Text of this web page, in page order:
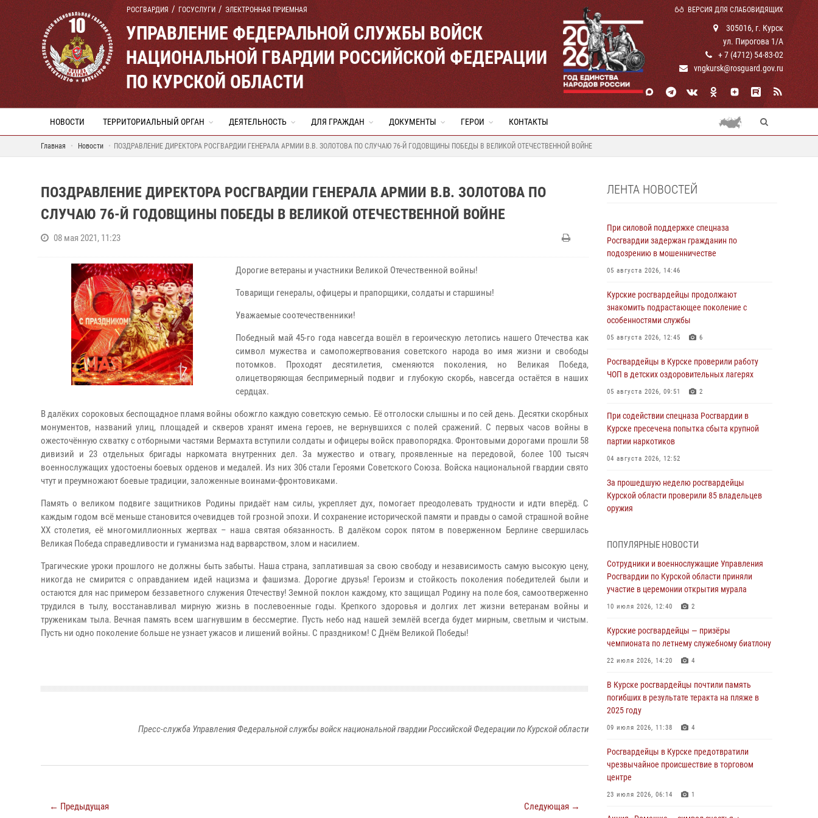
РОСГВАРДИЯ ГОСУСЛУГИ ЭЛЕКТРОННАЯ ПРИЕМНАЯ ВЕРСИЯ ДЛЯ СЛАБОВИДЯЩИХ
УПРАВЛЕНИЕ ФЕДЕРАЛЬНОЙ СЛУЖБЫ ВОЙСК
НАЦИОНАЛЬНОЙ ГВАРДИИ РОССИЙСКОЙ ФЕДЕРАЦИИ
ПО КУРСКОЙ ОБЛАСТИ
305016, г. Курск
ул. Пирогова 1/А
+ 7 (4712) 54-83-02
vngkursk@rosguard.gov.ru
НОВОСТИ ТЕРРИТОРИАЛЬНЫЙ ОРГАН ДЕЯТЕЛЬНОСТЬ ДЛЯ ГРАЖДАН ДОКУМЕНТЫ ГЕРОИ КОНТАКТЫ
Главная Новости ПОЗДРАВЛЕНИЕ ДИРЕКТОРА РОСГВАРДИИ ГЕНЕРАЛА АРМИИ В.В. ЗОЛОТОВА ПО СЛУЧАЮ 76-Й ГОДОВЩИНЫ ПОБЕДЫ В ВЕЛИКОЙ ОТЕЧЕСТВЕННОЙ ВОЙНЕ
ПОЗДРАВЛЕНИЕ ДИРЕКТОРА РОСГВАРДИИ ГЕНЕРАЛА АРМИИ В.В. ЗОЛОТОВА ПО
СЛУЧАЮ 76-Й ГОДОВЩИНЫ ПОБЕДЫ В ВЕЛИКОЙ ОТЕЧЕСТВЕННОЙ ВОЙНЕ
08 мая 2021, 11:23
Дорогие ветераны и участники Великой Отечественной войны!
Товарищи генералы, офицеры и прапорщики, солдаты и старшины!
Уважаемые соотечественники!
Победный май 45-го года навсегда вошёл в героическую летопись нашего Отечества как
символ мужества и самопожертвования советского народа во имя жизни и свободы
потомков. Проходят десятилетия, сменяются поколения, но Великая Победа,
олицетворяющая беспримерный подвиг и глубокую скорбь, навсегда остаётся в наших
сердцах.
В далёких сороковых беспощадное пламя войны обожгло каждую советскую семью. Её отголоски слышны и по сей день. Десятки скорбных
монументов, названий улиц, площадей и скверов хранят имена героев, не вернувшихся с полей сражений. С первых часов войны в
ожесточённую схватку с отборными частями Вермахта вступили солдаты и офицеры войск правопорядка. Фронтовыми дорогами прошли 58
дивизий и 23 отдельных бригады наркомата внутренних дел. За мужество и отвагу, проявленные на передовой, более 100 тысяч
военнослужащих удостоены боевых орденов и медалей. Из них 306 стали Героями Советского Союза. Войска национальной гвардии свято
чтут и преумножают боевые традиции, заложенные воинами-фронтовиками.
Память о великом подвиге защитников Родины придаёт нам силы, укрепляет дух, помогает преодолевать трудности и идти вперёд. С
каждым годом всё меньше становится очевидцев той грозной эпохи. И сохранение исторической памяти и правды о самой страшной войне
XX столетия, её многомиллионных жертвах – наша святая обязанность. В далёком сорок пятом в поверженном Берлине свершилась
Великая Победа справедливости и гуманизма над варварством, злом и насилием.
Трагические уроки прошлого не должны быть забыты. Наша страна, заплатившая за свою свободу и независимость самую высокую цену,
никогда не смирится с оправданием идей нацизма и фашизма. Дорогие друзья! Героизм и стойкость поколения победителей были и
остаются для нас примером беззаветного служения Отечеству! Земной поклон каждому, кто защищал Родину на поле боя, самоотверженно
трудился в тылу, восстанавливал мирную жизнь в послевоенные годы. Крепкого здоровья и долгих лет жизни ветеранам войны и
труженикам тыла. Вечная память всем шагнувшим в бессмертие. Пусть небо над нашей землёй всегда будет мирным, светлым и чистым.
Пусть ни одно поколение больше не узнает ужасов и лишений войны. С праздником! С Днём Великой Победы!
Пресс-служба Управления Федеральной службы войск национальной гвардии Российской Федерации по Курской области
← Предыдущая Следующая →
ЛЕНТА НОВОСТЕЙ
При силовой поддержке спецназа
Росгвардии задержан гражданин по
подозрению в мошенничестве
05 августа 2026, 14:46
Курские росгвардейцы продолжают
знакомить подрастающее поколение с
особенностями службы
05 августа 2026, 12:45 6
Росгвардейцы в Курске проверили работу
ЧОП в детских оздоровительных лагерях
05 августа 2026, 09:51 2
При содействии спецназа Росгвардии в
Курске пресечена попытка сбыта крупной
партии наркотиков
04 августа 2026, 12:52
За прошедшую неделю росгвардейцы
Курской области проверили 85 владельцев
оружия
В Курской области росгвардейцы за
прошедшую неделю совершили 297 выездов
по сигналу «тревога»
03 августа 2026, 09:46
Курской области проверили более 90
владельцев оружия
30 июля 2026, 07:00
Курские росгвардейцы приняли участие в
благодарственном молебне в День Крещения
Руси
28 июля 2026, 13:17 4
Росгвардейцы в Курске почтили память
детей-жертв войны в Донбассе
27 июля 2026, 16:11
ПОПУЛЯРНЫЕ НОВОСТИ
Сотрудники и военнослужащие Управления
Росгвардии по Курской области приняли
участие в церемонии открытия мурала
10 июля 2026, 12:40 2
Курские росгвардейцы — призёры
чемпионата по летнему служебному биатлону
22 июля 2026, 14:20 4
В Курске росгвардейцы почтили память
погибших в результате теракта на пляже в
2025 году
09 июля 2026, 11:38 4
Росгвардейцы в Курске предотвратили
чрезвычайное происшествие в торговом
центре
23 июля 2026, 06:14 1